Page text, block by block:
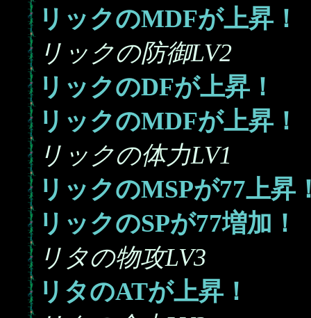
リックのMDFが上昇！
リックの防御LV2
リックのDFが上昇！
リックのMDFが上昇！
リックの体力LV1
リックのMSPが77上昇
リックのSPが77増加！
リタの物攻LV3
リタのATが上昇！